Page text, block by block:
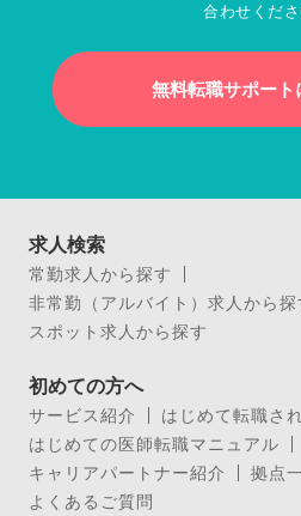
合わせくださ
無料転職サポート
求人検索
常勤求人から探す
非常勤（アルバイト）求人から探
スポット求人から探す
初めての方へ
サービス紹介
はじめて転職さ
はじめての医師転職マニュアル
キャリアパートナー紹介
拠点
よくあるご質問